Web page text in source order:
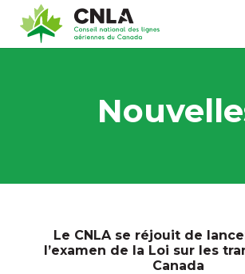
Le CNLA se réjouit de
l’examen de la Loi sur les
Canada